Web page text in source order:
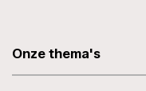
Onze thema's